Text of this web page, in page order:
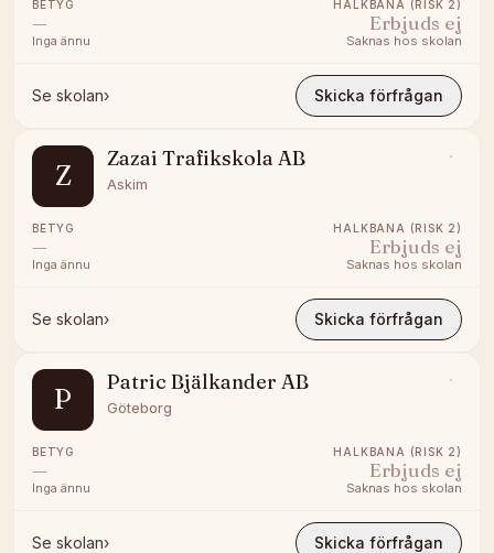
BETYG
—
Inga ännu
HALKBANA (RISK 2)
Erbjuds ej
Saknas hos skolan
Se skolan› Skicka förfrågan
Z
Zazai Trafikskola AB
Askim
BETYG
—
Inga ännu
HALKBANA (RISK 2)
Erbjuds ej
Saknas hos skolan
Se skolan› Skicka förfrågan
P
Patric Bjälkander AB
Göteborg
BETYG
—
Inga ännu
HALKBANA (RISK 2)
Erbjuds ej
Saknas hos skolan
Se skolan› Skicka förfrågan